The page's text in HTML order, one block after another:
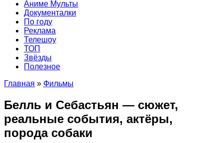
Аниме Мульты
Документалки
По году
Реклама
Телешоу
ТОП
Звёзды
Полезное
Главная » Фильмы
Белль и Себастьян — сюжет,
реальные события, актёры,
порода собаки